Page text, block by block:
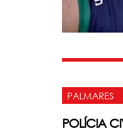
PALMARES
POLÍCIA